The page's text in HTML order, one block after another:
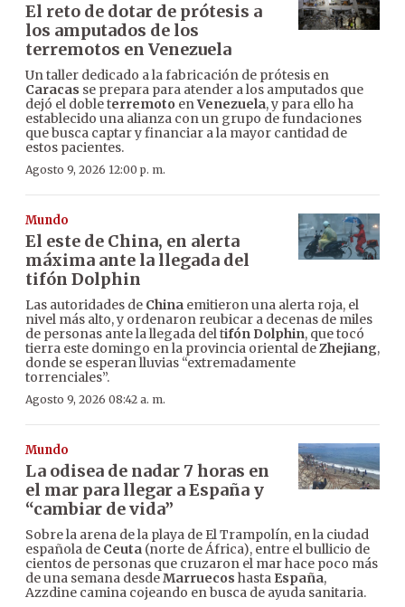
El reto de dotar de prótesis a
los amputados de los
terremotos en Venezuela
Un taller dedicado a la fabricación de prótesis en
Caracas se prepara para atender a los amputados que
dejó el doble terremoto enVenezuela, y para ello ha
establecido una alianza con un grupo de fundaciones
que busca captar y financiar a la mayor cantidad de
estos pacientes.
Agosto 9, 2026 12:00 p. m.
Mundo
El este de China, en alerta
máxima ante la llegada del
tifón Dolphin
Las autoridades de China emitieron una alerta roja, el
nivel más alto, y ordenaron reubicar a decenas de miles
de personas ante la llegada del tifón Dolphin, que tocó
tierra este domingo en la provincia oriental deZhejiang,
donde se esperan lluvias “extremadamente
torrenciales”.
Agosto 9, 2026 08:42 a. m.
Mundo
La odisea de nadar 7 horas en
el mar para llegar a España y
“cambiar de vida”
Sobre la arena de la playa de El Trampolín, en la ciudad
española de Ceuta (norte de África), entre el bullicio de
cientos de personas que cruzaron el mar hace poco más
de una semana desdeMarruecos hasta España,
Azzdine camina cojeando en busca de ayuda sanitaria.